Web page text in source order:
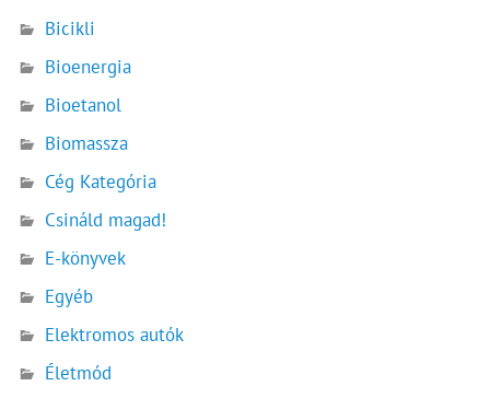
Bicikli
Bioenergia
Bioetanol
Biomassza
Cég Kategória
Csináld magad!
E-könyvek
Egyéb
Elektromos autók
Életmód